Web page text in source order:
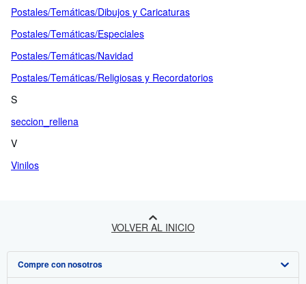
Postales/Temáticas/Dibujos y Caricaturas
Postales/Temáticas/Especiales
Postales/Temáticas/Navidad
Postales/Temáticas/Religiosas y Recordatorios
S
seccion_rellena
V
Vinilos
VOLVER AL INICIO
Compre con nosotros